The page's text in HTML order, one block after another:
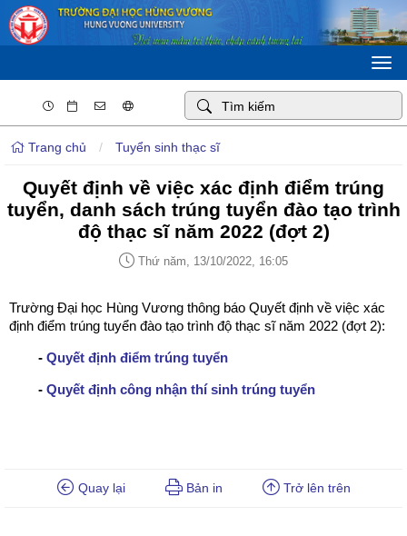
Trang chủ / Tuyển sinh thạc sĩ
Quyết định về việc xác định điểm trúng
tuyển, danh sách trúng tuyển đào tạo trình
độ thạc sĩ năm 2022 (đợt 2)
Thứ năm, 13/10/2022, 16:05
Trường Đại học Hùng Vương thông báo Quyết định về việc xác
định điểm trúng tuyển đào tạo trình độ thạc sĩ năm 2022 (đợt 2):
- Quyết định điểm trúng tuyển
- Quyết định công nhận thí sinh trúng tuyển
Quay lại Bản in Trở lên trên